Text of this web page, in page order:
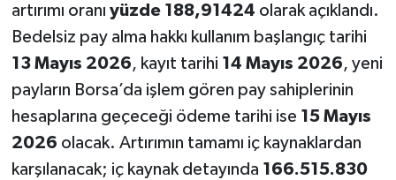
artırımı oranı yüzde 188,91424 olarak açıklandı.
Bedelsiz pay alma hakkı kullanım başlangıç tarihi
13 Mayıs 2026, kayıt tarihi 14 Mayıs 2026, yeni
payların Borsa’da işlem gören pay sahiplerinin
hesaplarına geçeceği ödeme tarihi ise 15 Mayıs
2026 olacak. Artırımın tamamı iç kaynaklardan
karşılanacak; iç kaynak detayında 166.515.830